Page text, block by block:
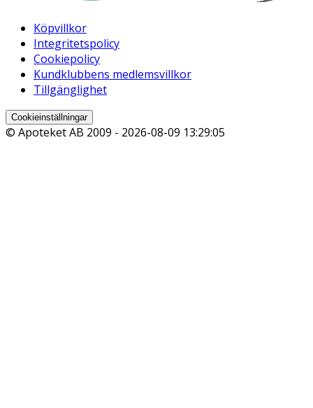
Köpvillkor
Integritetspolicy
Cookiepolicy
Kundklubbens medlemsvillkor
Tillgänglighet
Cookieinställningar
© Apoteket AB 2009 - 2026-08-09 13:29:05